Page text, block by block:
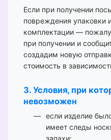
Если при получении
повреждения упаковки
комплектации —
при получении и
создадим новую
стоимость в
3. Условия, при
невозможен
если изделие
имеет следы
запахи;